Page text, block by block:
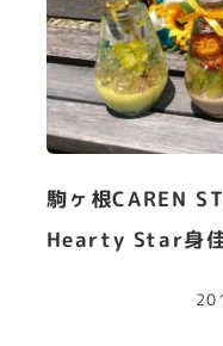
駒ヶ根CAREN
Hearty Star身